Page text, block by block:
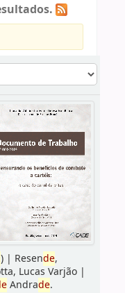
)| Resende,
Lucas Varjão|
Andrade.